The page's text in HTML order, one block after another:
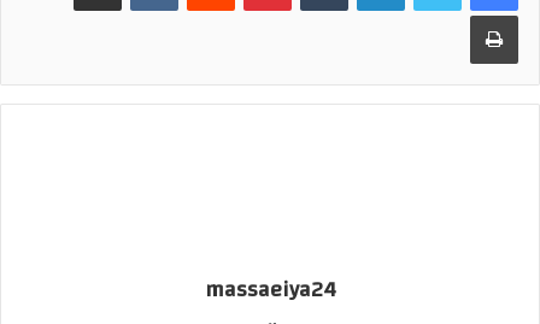
طباعة
massaeiya24